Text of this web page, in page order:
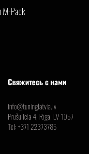
M-Pack
Свяжитесь с нами
info@tuninglatvia.lv
Prūšu iela 4, Rīga, LV-1057
Tel:+371 22373785